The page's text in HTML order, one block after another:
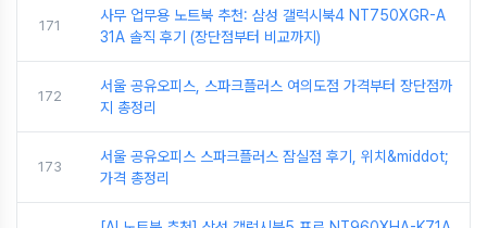
171
사무 업무용 노트북 추천: 삼성 갤럭시북4 NT750XGR-A
31A 솔직 후기 (장단점부터 비교까지)
172
서울 공유오피스, 스파크플러스 여의도점 가격부터 장단점까
지 총정리
173
서울 공유오피스 스파크플러스 잠실점 후기, 위치&middot;
가격 총정리